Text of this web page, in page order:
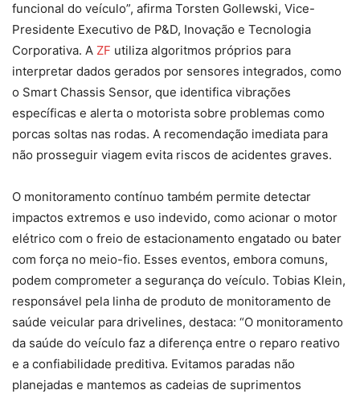
funcional do veículo”, afirma Torsten Gollewski, Vice-
Presidente Executivo de P&D, Inovação e Tecnologia
Corporativa. A ZF utiliza algoritmos próprios para
interpretar dados gerados por sensores integrados, como
o Smart Chassis Sensor, que identifica vibrações
específicas e alerta o motorista sobre problemas como
porcas soltas nas rodas. A recomendação imediata para
não prosseguir viagem evita riscos de acidentes graves.
O monitoramento contínuo também permite detectar
impactos extremos e uso indevido, como acionar o motor
elétrico com o freio de estacionamento engatado ou bater
com força no meio-fio. Esses eventos, embora comuns,
podem comprometer a segurança do veículo. Tobias Klein,
responsável pela linha de produto de monitoramento de
saúde veicular para drivelines, destaca: “O monitoramento
da saúde do veículo faz a diferença entre o reparo reativo
e a confiabilidade preditiva. Evitamos paradas não
planejadas e mantemos as cadeias de suprimentos